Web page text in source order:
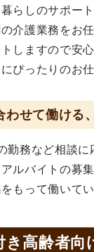
らしのサポー
介護業務をお
しますので安
ぴったりのお仕
わせて働ける
勤務など相談
ルバイトの募
もって働いてい
き高齢者向